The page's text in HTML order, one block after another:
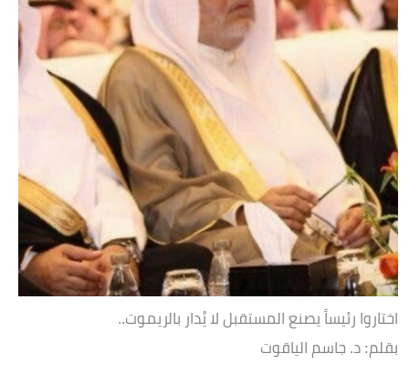
اختاروا رئيساً يصنع المستقبل لا يُدار بالريموت..
بقلم: د. جاسم الياقوت